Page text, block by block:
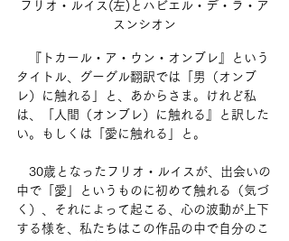
フリオ・ルイス(左)とハビエル・デ・ラ・ア
スンシオン
『トカール・ア・ウン・オンブレ』という
タイトル、グーグル翻訳では「男（オンブ
レ）に触れる」と、あからさま。けれど私
は、「人間（オンブレ）に触れる』と訳した
い。もしくは「愛に触れる」と。
30歳となったフリオ・ルイスが、出会いの
中で「愛」というものに初めて触れる（気づ
く）、それによって起こる、心の波動が上下
する様を、私たちはこの作品の中で自分のこ